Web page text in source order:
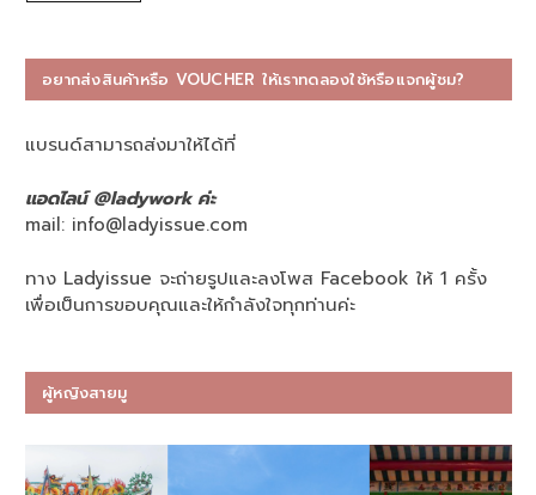
อยากส่งสินค้าหรือ VOUCHER ให้เราทดลองใช้หรือแจกผู้ชม?
แบรนด์สามารถส่งมาให้ได้ที่
แอดไลน์ @ladywork ค่ะ
mail: info@ladyissue.com
ทาง Ladyissue จะถ่ายรูปและลงโพส Facebook ให้ 1 ครั้ง
เพื่อเป็นการขอบคุณและให้กำลังใจทุกท่านค่ะ
ผู้หญิงสายมู